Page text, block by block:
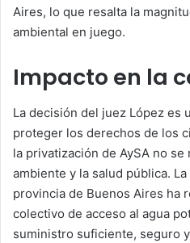
Aires, lo que resalta la
ambiental en juego.
Impacto en la
La decisión del juez López es
proteger los derechos de los
la privatización de AySA no
ambiente y la salud pública.
provincia de Buenos Aires ha
colectivo de acceso al agua
suministro suficiente, seguro